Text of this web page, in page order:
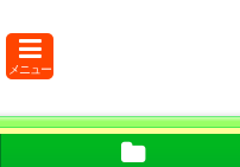
メニュー